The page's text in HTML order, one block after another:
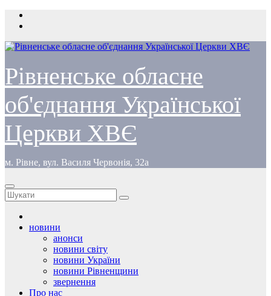
Перейти
Рівненське обласне
об'єднання Української
Церкви ХВЄ
м. Рівне, вул. Василя Червонія, 32а
новини
анонси
новини світу
новини України
новини Рівненщини
звернення
Про нас